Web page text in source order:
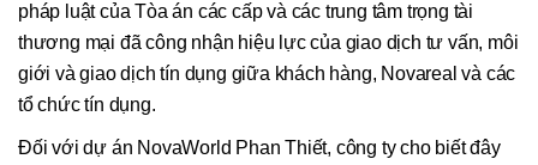
pháp luật của Tòa án các cấp và các trung tâm trọng tài
thương mại đã công nhận hiệu lực của giao dịch tư vấn, môi
giới và giao dịch tín dụng giữa khách hàng, Novareal và các
tổ chức tín dụng.
Đối với dự án NovaWorld Phan Thiết, công ty cho biết đây